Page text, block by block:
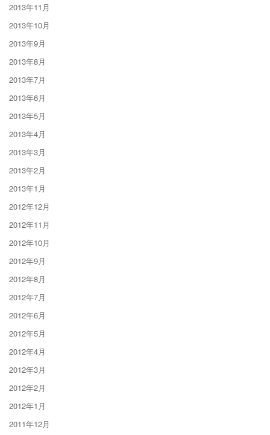
2013年11月
2013年10月
2013年9月
2013年8月
2013年7月
2013年6月
2013年5月
2013年4月
2013年3月
2013年2月
2013年1月
2012年12月
2012年11月
2012年10月
2012年9月
2012年8月
2012年7月
2012年6月
2012年5月
2012年4月
2012年3月
2012年2月
2012年1月
2011年12月